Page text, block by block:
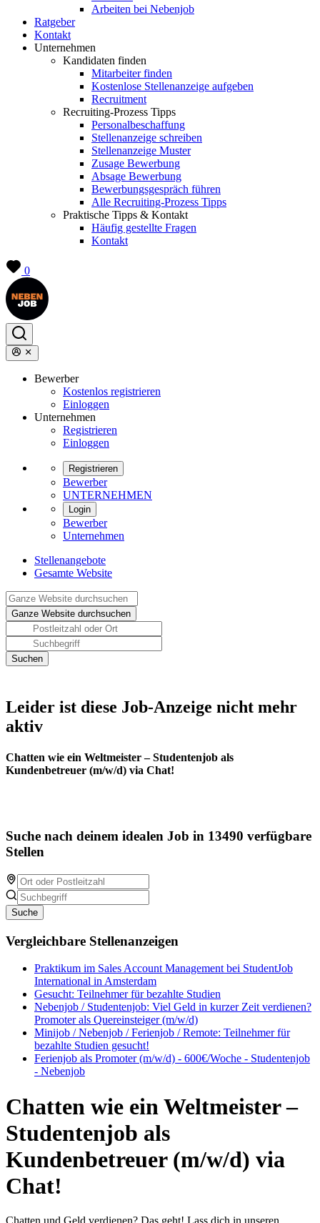
Arbeiten bei Nebenjob
Ratgeber
Kontakt
Unternehmen
Kandidaten finden
Mitarbeiter finden
Kostenlose Stellenanzeige aufgeben
Recruitment
Recruiting-Prozess Tipps
Personalbeschaffung
Stellenanzeige schreiben
Stellenanzeige Muster
Zusage Bewerbung
Absage Bewerbung
Bewerbungsgespräch führen
Alle Recruiting-Prozess Tipps
Praktische Tipps & Kontakt
Häufig gestellte Fragen
Kontakt
0
Bewerber
Kostenlos registrieren
Einloggen
Unternehmen
Registrieren
Einloggen
Registrieren
Bewerber
UNTERNEHMEN
Login
Bewerber
Unternehmen
Stellenangebote
Gesamte Website
Leider ist diese Job-Anzeige nicht mehr
aktiv
Chatten wie ein Weltmeister – Studentenjob als
Kundenbetreuer (m/w/d) via Chat!
Suche nach deinem idealen Job in 13490 verfügbare
Stellen
Suche
Vergleichbare Stellenanzeigen
Praktikum im Sales Account Management bei StudentJob
International in Amsterdam
Gesucht: Teilnehmer für bezahlte Studien
Nebenjob / Studentenjob: Viel Geld in kurzer Zeit verdienen?
Promoter als Quereinsteiger (m/w/d)
Minijob / Nebenjob / Ferienjob / Remote: Teilnehmer für
bezahlte Studien gesucht!
Ferienjob als Promoter (m/w/d) - 600€/Woche - Studentenjob
- Nebenjob
Chatten wie ein Weltmeister –
Studentenjob als
Kundenbetreuer (m/w/d) via
Chat!